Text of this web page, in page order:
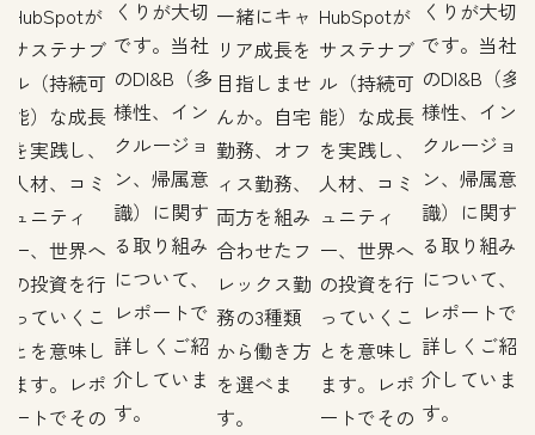
HubSpotが
サステナブ
ル（持続可
能）な成長
を実践し、
人材、コミ
ュニティ
ー、世界へ
の投資を行
っていくこ
とを意味し
ます。レポ
ートでその
くりが大切
です。当社
のDI&B（多
様性、イン
クルージョ
ン、帰属意
識）に関す
る取り組み
について、
レポートで
詳しくご紹
介していま
す。
一緒にキャ
リア成長を
目指しませ
んか。自宅
勤務、オフ
ィス勤務、
両方を組み
合わせたフ
レックス勤
務の3種類
から働き方
を選べま
す。
HubSpotが
サステナブ
ル（持続可
能）な成長
を実践し、
人材、コミ
ュニティ
ー、世界へ
の投資を行
っていくこ
とを意味し
ます。レポ
ートでその
くりが大切
です。当社
のDI&B（多
様性、イン
クルージョ
ン、帰属意
識）に関す
る取り組み
について、
レポートで
詳しくご紹
介していま
す。